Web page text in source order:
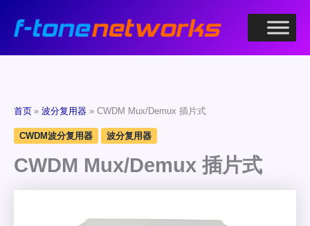
首页 波分复用器 CWDM Mux/Demux 插片式
CWDM波分复用器 波分复用器
CWDM Mux/Demux 插片式